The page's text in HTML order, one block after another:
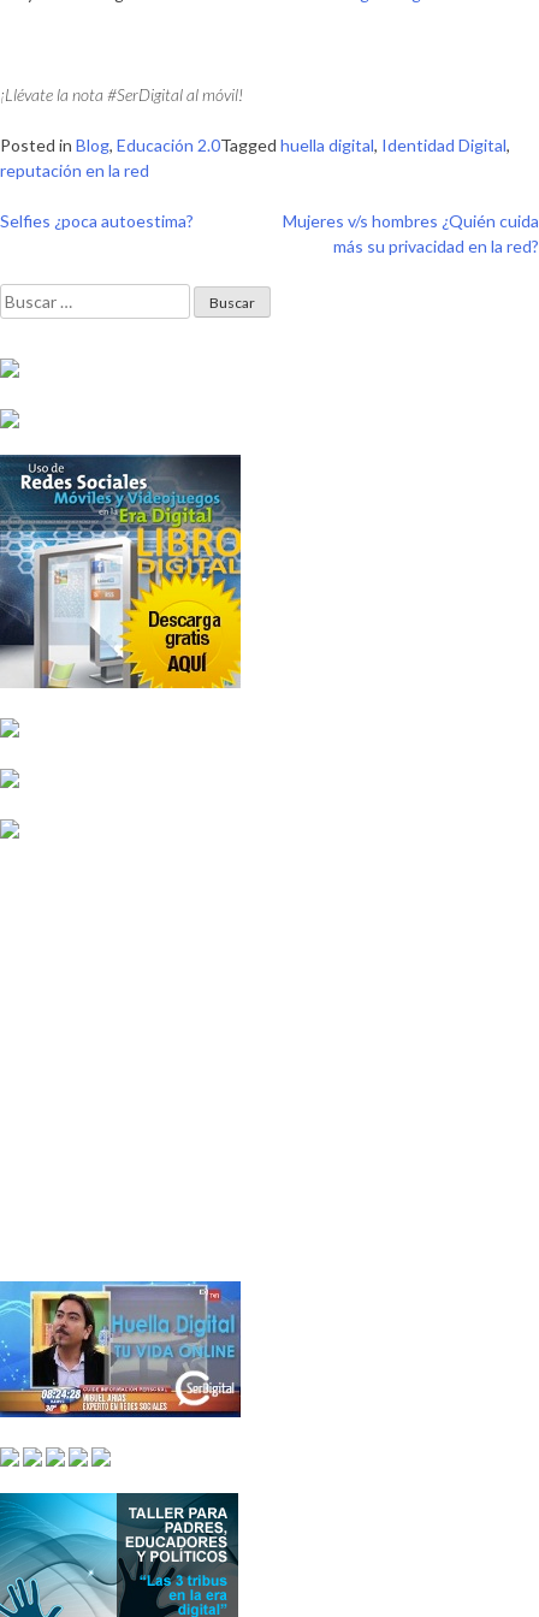
¡Llévate la nota #SerDigital al móvil!
Posted in Blog, Educación 2.0Tagged huella digital, Identidad Digital,
reputación en la red
Navegación
de
entradas
Selfies ¿poca autoestima?
Mujeres v/s hombres ¿Quién cuida
más su privacidad en la red?
Buscar: